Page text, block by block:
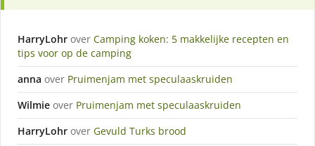
HarryLohr over Camping koken: 5 makkelijke recepten en
tips voor op de camping
anna over Pruimenjam met speculaaskruiden
Wilmie over Pruimenjam met speculaaskruiden
HarryLohr over Gevuld Turks brood